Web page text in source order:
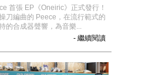
首張 EP《Oneiric》正式發行！
刀編曲的 Peece，在流行範式的
的合成器聲響，為音樂...
- 繼續閱讀